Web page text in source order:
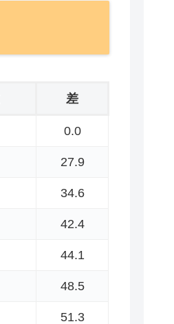
差
0.0
27.9
34.6
42.4
44.1
48.5
51.3